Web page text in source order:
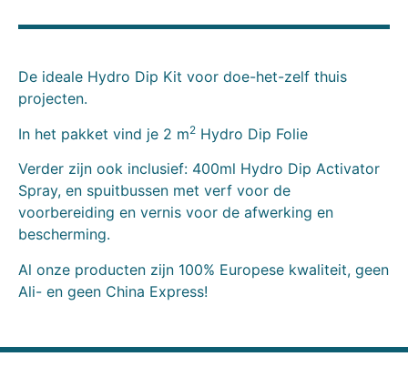
De ideale Hydro Dip Kit voor doe-het-zelf thuis
projecten.
In het pakket vind je 2 m2 Hydro Dip Folie
Verder zijn ook inclusief: 400ml Hydro Dip Activator
Spray, en spuitbussen met verf voor de
voorbereiding en vernis voor de afwerking en
bescherming.
Al onze producten zijn 100% Europese kwaliteit, geen
Ali- en geen China Express!